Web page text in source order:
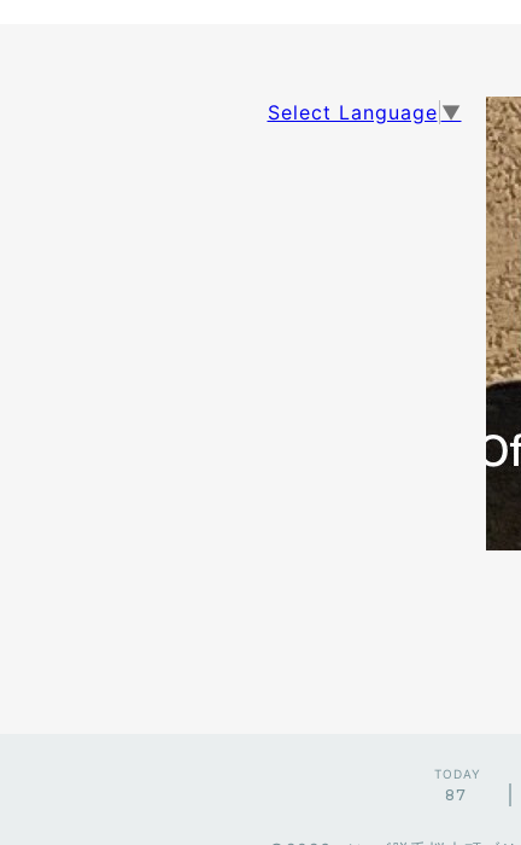
Select Language ▼
TODAY
87